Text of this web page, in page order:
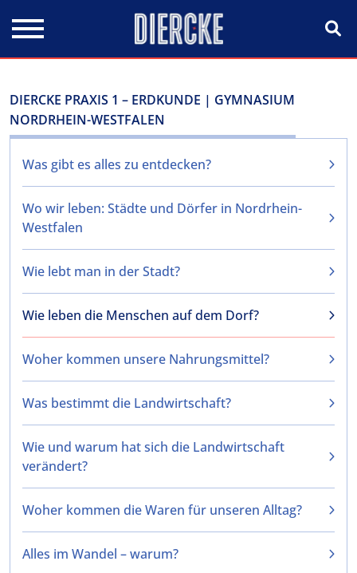
DIERCKE PRAXIS 1 – ERDKUNDE | GYMNASIUM
NORDRHEIN-WESTFALEN
Was gibt es alles zu entdecken?
Wo wir leben: Städte und Dörfer in Nordrhein-
Westfalen
Wie lebt man in der Stadt?
Wie leben die Menschen auf dem Dorf?
Woher kommen unsere Nahrungsmittel?
Was bestimmt die Landwirtschaft?
Wie und warum hat sich die Landwirtschaft
verändert?
Woher kommen die Waren für unseren Alltag?
Alles im Wandel – warum?